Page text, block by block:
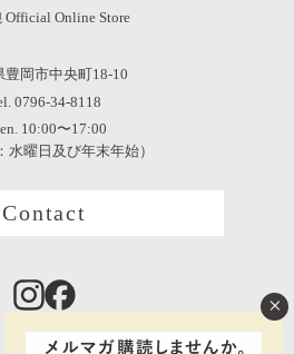
Official Online Store
豊岡市中央町18-10
0796-34-8118
10:00〜17:00
水曜日及び年末年始）
Contact
×